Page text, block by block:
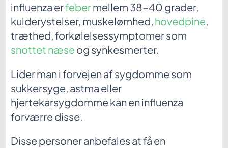
influenza erfebermellem 38-40 grader,
kulderystelser, muskelømhed, hovedpine,
træthed, forkølelsessymptomer som
snottet næseog synkesmerter.
Lider man i forvejen af sygdomme som
sukkersyge, astma eller
hjertekarsygdomme kan en influenza
forværre disse.
Disse personer anbefales at få en